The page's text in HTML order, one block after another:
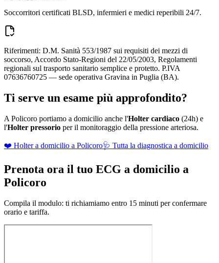
Soccorritori certificati BLSD, infermieri e medici reperibili 24/7.
Riferimenti: D.M. Sanità 553/1987 sui requisiti dei mezzi di
soccorso, Accordo Stato-Regioni del 22/05/2003, Regolamenti
regionali sul trasporto sanitario semplice e protetto. P.IVA
07636760725 — sede operativa Gravina in Puglia (BA).
Ti serve un esame più approfondito?
A Policoro portiamo a domicilio anche l'Holter cardiaco (24h) e
l'Holter pressorio per il monitoraggio della pressione arteriosa.
❤️ Holter a domicilio a Policoro🩺 Tutta la diagnostica a domicilio
Prenota ora il tuo ECG a domicilio a
Policoro
Compila il modulo: ti richiamiamo entro 15 minuti per confermare
orario e tariffa.